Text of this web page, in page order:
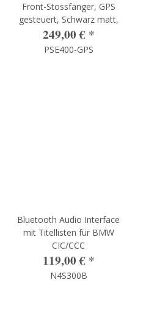
Front-Stossfänger, GPS
gesteuert, Schwarz matt,
249,00 € *
PSE400-GPS
Bluetooth Audio Interface
mit Titellisten für BMW
CIC/CCC
119,00 € *
N4S300B